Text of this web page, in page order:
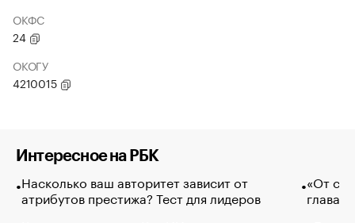
ОКФС
24
ОКОГУ
4210015
Интересное на РБК
Насколько ваш авторитет зависит от
атрибутов престижа? Тест для лидеров
«От
глава